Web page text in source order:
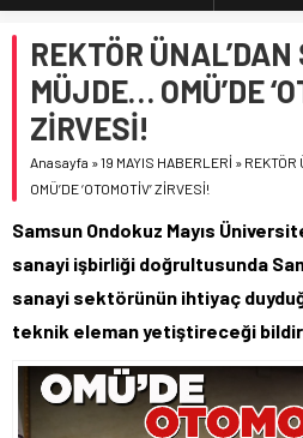
YÖNETİCİ SEÇERKEN
47,7111
EURO
55,1881
6.660,55
REKTÖR
MÜJDE… OMÜ’DE
ZİRVESİ!
Anasayfa »19 MAYIS HABERLERİ » REKTÖR
OMÜ’DE ‘OTOMOTİV’ ZİRVESİ!
Samsun Ondokuz Mayıs
sanayi işbirliği doğrultusunda
sanayi sektörünün ihtiyaç
teknik eleman yetiştireceği